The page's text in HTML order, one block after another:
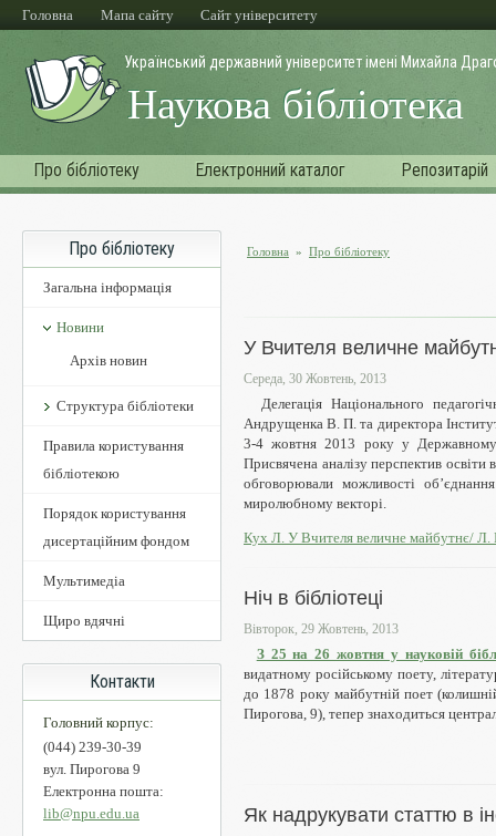
Перейти до основного матеріалу
Головна Мапа сайту Cайт університету
Український державний університет імені Михайла
Наукова бібліотека
Про бібліотеку Електронний каталог Репозитарій
Про бібліотеку
Загальна інформація
Новини
Архів новин
Структура бібліотеки
Правила користування
бібліотекою
Порядок користування
дисертаційним фондом
Мультимедіа
Щиро вдячні
Контакти
Головний корпус:
(044) 239-30-39
вул. Пирогова 9
Електронна пошта:
lib@npu.edu.ua
Ви є тут
Головна » Про бібліотеку
У Вчителя величне
Середа, 30 Жовтень, 2013
Делегація Національного
Андрущенка В. П. та директора
3-4 жовтня 2013 року у Державному
Присвячена аналізу перспектив
обговорювали можливості
миролюбному векторі.
Кух Л. У Вчителя величне майбутнє/
Ніч в бібліотеці
Вівторок, 29 Жовтень, 2013
З 25 на 26 жовтня у науковій
видатному російському поету,
до 1878 року майбутній поет
Пирогова, 9), тепер знаходиться
Як надрукувати статтю в